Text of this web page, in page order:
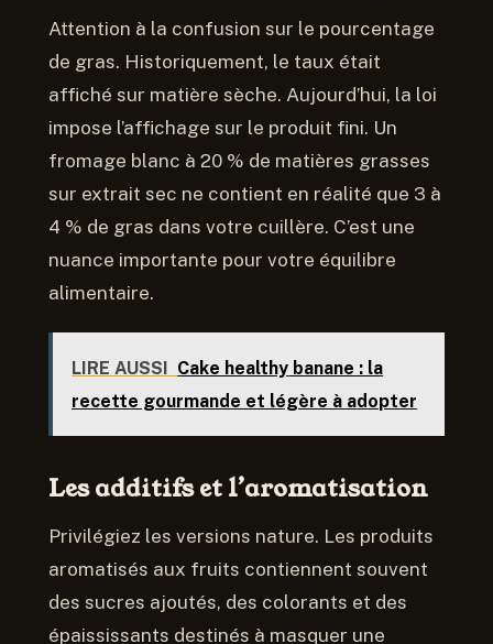
Attention à la confusion sur le pourcentage
de gras. Historiquement, le taux était
affiché sur matière sèche. Aujourd’hui, la loi
impose l’affichage sur le produit fini. Un
fromage blanc à 20 % de matières grasses
sur extrait sec ne contient en réalité que 3 à
4 % de gras dans votre cuillère. C’est une
nuance importante pour votre équilibre
alimentaire.
LIRE AUSSI Cake healthy banane : la
recette gourmande et légère à adopter
Les additifs et l’aromatisation
Privilégiez les versions nature. Les produits
aromatisés aux fruits contiennent souvent
des sucres ajoutés, des colorants et des
épaississants destinés à masquer une